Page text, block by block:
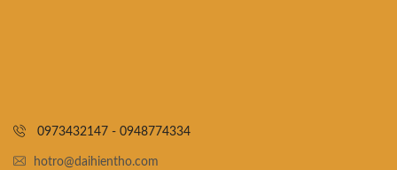
0973432147 - 0948774334
hotro@daihientho.com